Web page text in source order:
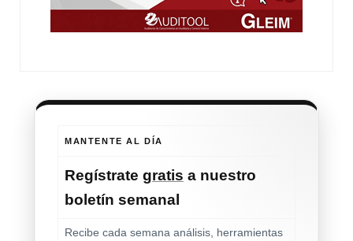
MANTENTE AL DÍA
Regístrate gratis a nuestro
boletín semanal
Recibe cada semana análisis, herramientas